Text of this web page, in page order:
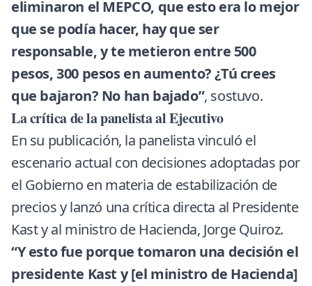
eliminaron el MEPCO, que esto era lo mejor
que se podía hacer, hay que ser
responsable, y te metieron entre 500
pesos, 300 pesos en aumento? ¿Tú crees
que bajaron? No han bajado”, sostuvo.
La crítica de la panelista al Ejecutivo
En su publicación, la panelista vinculó el
escenario actual con decisiones adoptadas por
el Gobierno en materia de estabilización de
precios y lanzó una crítica directa al Presidente
Kast y al ministro de Hacienda, Jorge Quiroz.
“Y esto fue porque tomaron una decisión el
presidente Kast y [el ministro de Hacienda]